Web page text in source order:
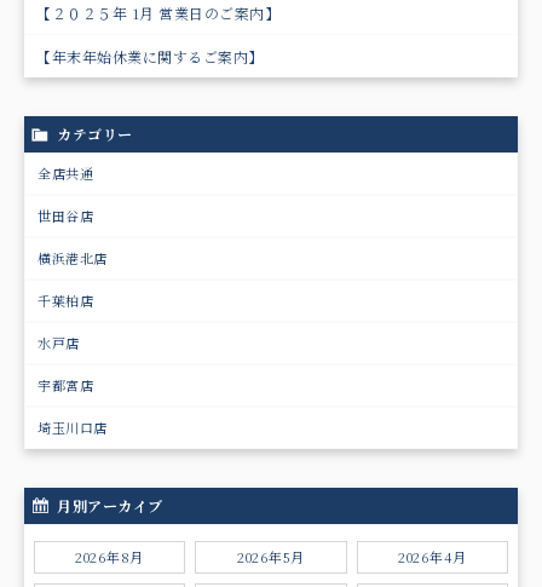
【２０２５年 1月 営業日のご案内】
【年末年始休業に関するご案内】
カテゴリー
全店共通
世田谷店
横浜港北店
千葉柏店
水戸店
宇都宮店
埼玉川口店
月別アーカイブ
2026年8月 2026年5月 2026年4月